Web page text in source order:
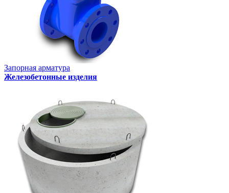
Запорная арматура
Железобетонные изделия